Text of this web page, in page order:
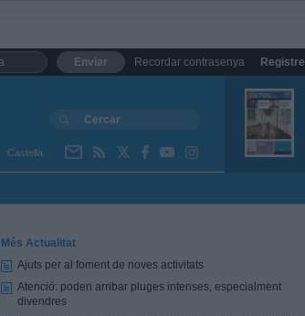
Recordar contrasenya Registre
Enviar
Castellà
Més Actualitat
Ajuts per al foment de noves activitats
Atenció: poden arribar pluges intenses, especialment
divendres